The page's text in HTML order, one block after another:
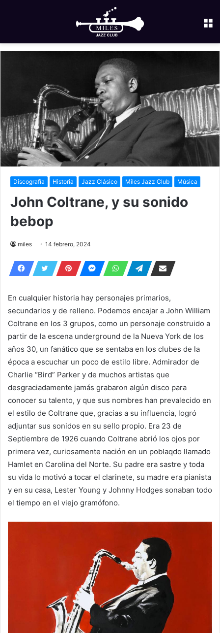
Discografía Historia Jazz Clásico Miles Jazz Club Música
John Coltrane, y su sonido
bebop
miles 14 febrero, 2024
En cualquier historia hay personajes primarios,
secundarios y de relleno. Podemos encajar a John William
Coltrane en los 3 grupos, como un personaje construido a
partir de la escena underground de la Nueva York de los
años 30, un fanático que se sentaba en los clubes de la
época a escuchar un poco de estilo libre. Admirador de
Charlie “Bird” Parker y de muchos artistas que
desgraciadamente jamás grabaron algún disco para
conocer su talento, y que sus nombres han prevalecido en
el estilo de Coltrane que, gracias a su influencia, logró
adjuntar sus sonidos en su sello propio. Era 23 de
Septiembre de 1926 cuando Coltrane abrió los ojos por
primera vez, curiosamente nación en un poblaqdo llamado
Hamlet en Carolina del Norte. Su padre era sastre y toda
su vida lo motivó a tocar el clarinete, su madre era pianista
y en su casa, Lester Young y Johnny Hodges sonaban todo
el tiempo en el viejo gramófono.